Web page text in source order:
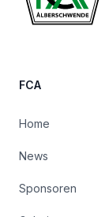
FCA
Home
News
Sponsoren